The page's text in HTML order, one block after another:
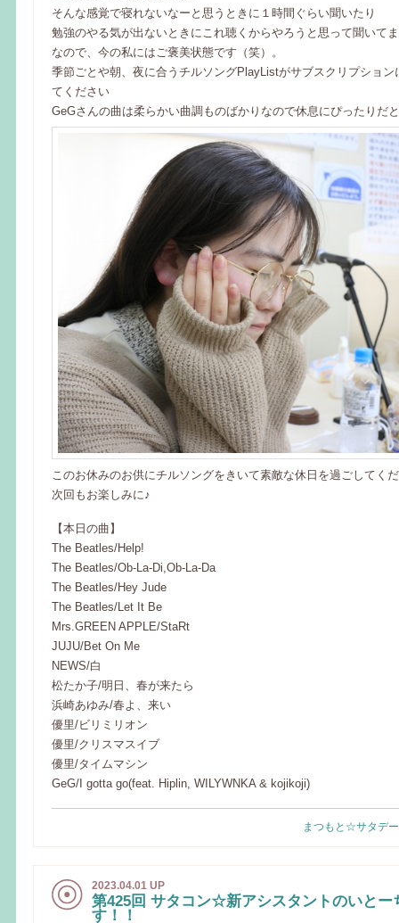
そんな感覚で寝れないなーと思うときに１時間ぐらい聞いたり
勉強のやる気が出ないときにこれ聴くからやろうと思って聞いて
なので、今の私にはご褒美状態です（笑）。
季節ごとや朝、夜に合うチルソングPlayListがサブスクリプション
てください
GeGさんの曲は柔らかい曲調ものばかりなので休息にぴったりだ
このお休みのお供にチルソングをきいて素敵な休日を過ごしてく
次回もお楽しみに♪
【本日の曲】
The Beatles/Help!
The Beatles/Ob-La-Di,Ob-La-Da
The Beatles/Hey Jude
The Beatles/Let It Be
Mrs.GREEN APPLE/StaRt
JUJU/Bet On Me
NEWS/白
松たか子/明日、春が来たら
浜崎あゆみ/春よ、来い
優里/ビリミリオン
優里/クリスマスイブ
優里/タイムマシン
GeG/I gotta go(feat. Hiplin, WILYWNKA & kojikoji)
まつもと☆サタデ
2023.04.01 UP
第425回 サタコン☆新アシスタントのいとー
す！！